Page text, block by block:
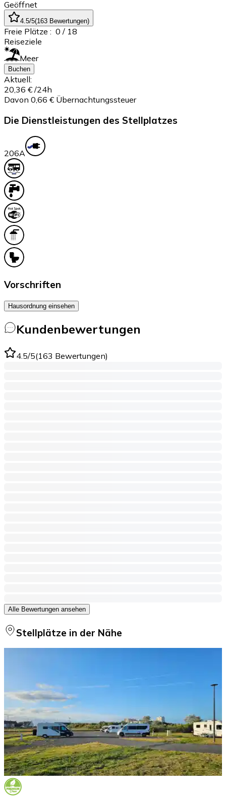
Geöffnet
4.5/5(163 Bewertungen)
Freie Plätze : 0 / 18
Reiseziele
Meer
Buchen
Aktuell:
20,36 € /24h
Davon 0,66 € Übernachtungssteuer
Die Dienstleistungen des Stellplatzes
206A
Vorschriften
Hausordnung einsehen
Kundenbewertungen
4.5/5(163 Bewertungen)
Alle Bewertungen ansehen
Stellplätze in der Nähe